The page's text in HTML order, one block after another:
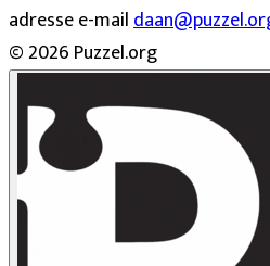
adresse e-mail
© 2026 Puzzel.org